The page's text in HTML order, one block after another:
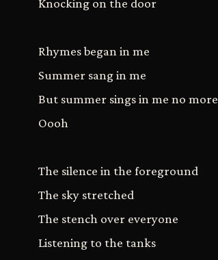
Knocking on the door
Rhymes began in me
Summer sang in me
But summer sings in me no more
Oooh
The silence in the foreground
The sky stretched
The stench over everyone
Listening to the tanks